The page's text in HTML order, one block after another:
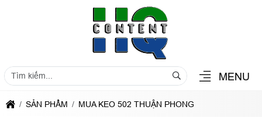
MENU
SẢN PHẨM MUA KEO 502 THUẬN PHONG